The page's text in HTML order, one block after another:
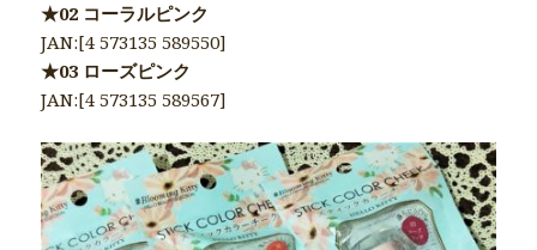
★02 コーラルピンク
JAN:[4 573135 589550]
★03 ローズピンク
JAN:[4 573135 589567]